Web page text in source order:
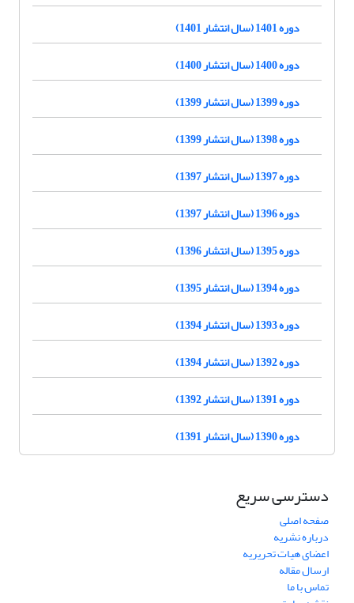
دوره 1401 (سال انتشار 1401)
دوره 1400 (سال انتشار 1400)
دوره 1399 (سال انتشار 1399)
دوره 1398 (سال انتشار 1399)
دوره 1397 (سال انتشار 1397)
دوره 1396 (سال انتشار 1397)
دوره 1395 (سال انتشار 1396)
دوره 1394 (سال انتشار 1395)
دوره 1393 (سال انتشار 1394)
دوره 1392 (سال انتشار 1394)
دوره 1391 (سال انتشار 1392)
دوره 1390 (سال انتشار 1391)
دسترسی سریع
صفحه اصلی
درباره نشریه
اعضای هیات تحریریه
ارسال مقاله
تماس با ما